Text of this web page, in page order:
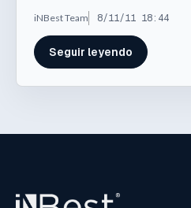
iNBest Team 8/11/11 18:44
Seguir leyendo